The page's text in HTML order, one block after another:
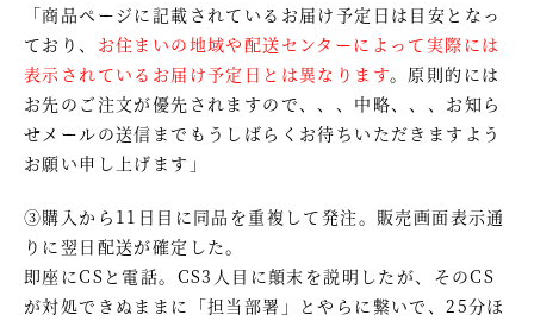
「商品ページに記載されているお届け予定日は目安となっ
ており、 お住まいの地域や配送センターによって実際には
表示されているお届け予定日とは異なります。原則的には
お先のご注文が優先されますので、、、中略、、、お知ら
せメールの送信までもうしばらくお待ちいただきますよう
お願い申し上げます」
③購入から11日目に同品を重複して発注。販売画面表示通
りに翌日配送が確定した。
即座にCSと電話。CS3人目に顛末を説明したが、そのCS
が対処できぬままに「担当部署」とやらに繋いで、25分ほ